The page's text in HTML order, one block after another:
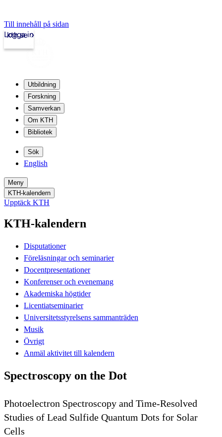
Till innehåll på sidan
kth.se
Logga in
Utbildning
Forskning
Samverkan
Om KTH
Bibliotek
Sök
English
Meny
KTH-kalendern
Upptäck KTH
KTH-kalendern
Disputationer
Föreläsningar och seminarier
Docentpresentationer
Konferenser och evenemang
Akademiska högtider
Licentiatseminarier
Universitetsstyrelsens sammanträden
Musik
Övrigt
Anmäl aktivitet till kalendern
Spectroscopy on the Dot
Photoelectron Spectroscopy and Time-Resolved
Studies of Lead Sulfide Quantum Dots for Solar
Cells